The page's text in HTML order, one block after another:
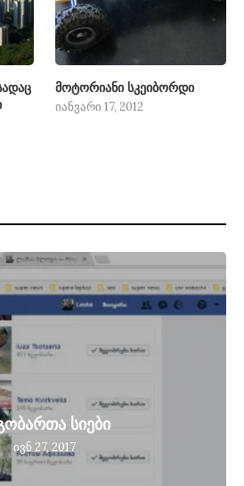
მოტორიანი სკეიბორდი
იანვარი 17, 2012
სიები
ივნ 27, 2017